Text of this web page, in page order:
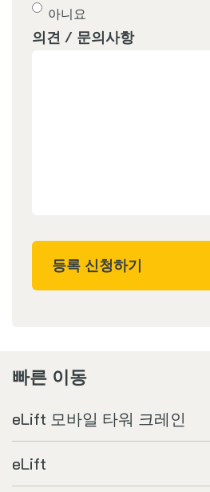
아니요
의견 / 문의사항
등록 신청하기
빠른 이동
eLift 모바일 타워 크레인
eLift